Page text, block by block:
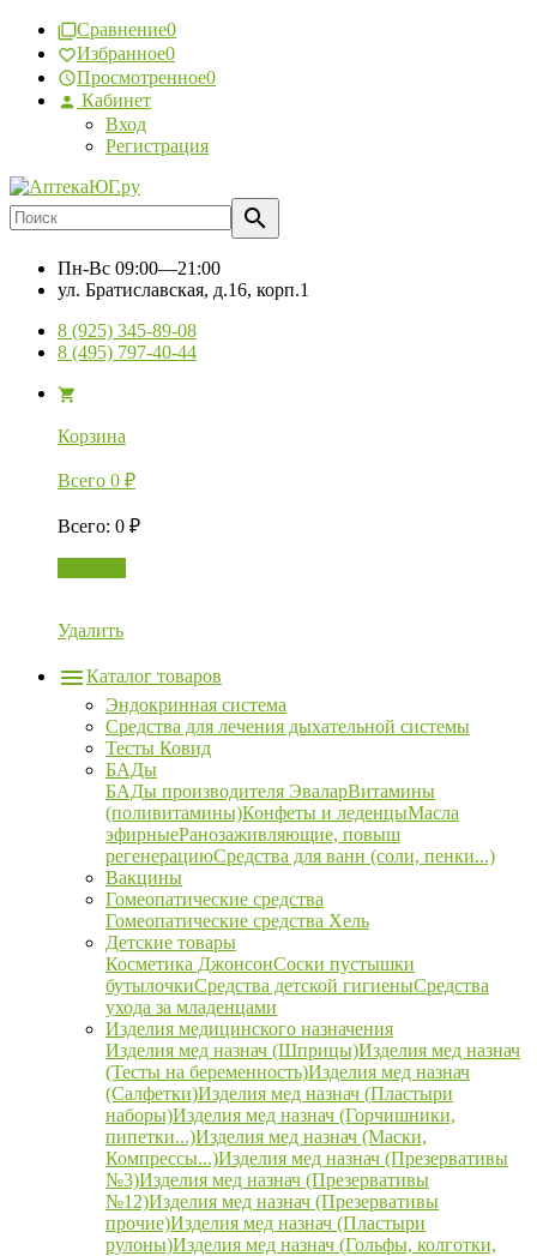
Сравнение0
Избранное0
Просмотренное0
Кабинет
Вход
Регистрация
Пн-Вс 09:00—21:00
ул. Братиславская, д.16, корп.1
8 (925) 345-89-08
8 (495) 797-40-44
Корзина
Всего 0 ₽
Всего: 0 ₽
Удалить
Каталог товаров
Эндокринная система
Средства для лечения дыхательной системы
Тесты Ковид
БАДы
БАДы производителя ЭваларВитамины
(поливитамины)Конфеты и леденцыМасла
эфирныеРанозаживляющие, повыш
регенерациюСредства для ванн (соли, пенки...)
Вакцины
Гомеопатические средства
Гомеопатические средства Хель
Детские товары
Косметика ДжонсонСоски пустышки
бутылочкиСредства детской гигиеныСредства
ухода за младенцами
Изделия медицинского назначения
Изделия мед назнач (Шприцы)Изделия мед назнач
(Тесты на беременность)Изделия мед назнач
(Салфетки)Изделия мед назнач (Пластыри
наборы)Изделия мед назнач (Горчишники,
пипетки...)Изделия мед назнач (Маски,
Компрессы...)Изделия мед назнач (Презервативы
№3)Изделия мед назнач (Презервативы
№12)Изделия мед назнач (Презервативы
прочие)Изделия мед назнач (Пластыри
рулоны)Изделия мед назнач (Гольфы, колготки,